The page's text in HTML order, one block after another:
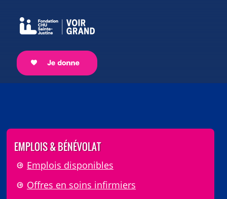
EMPLOIS & BÉNÉVOLAT
Emplois disponibles
Offres en soins infirmiers